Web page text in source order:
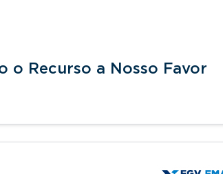
o Recurso a Nosso Favor